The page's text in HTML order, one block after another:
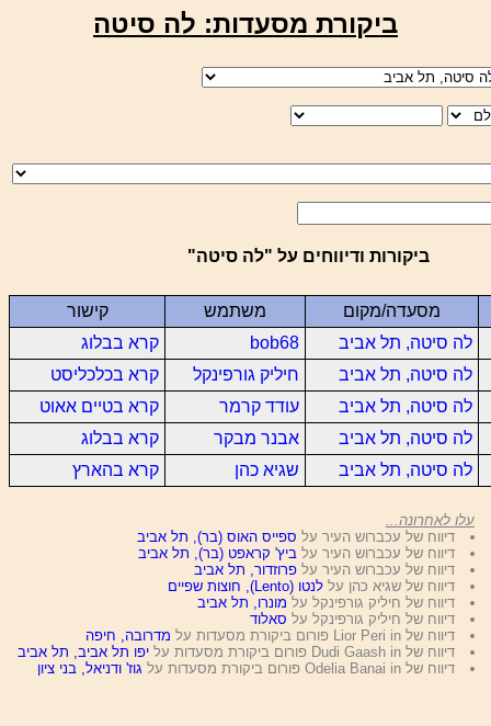
ביקורת מסעדות: לה סיטה
ביקורות ודיווחים על "לה סיטה"
מסעדה/מקום משתמש
קישור
לה סיטה, תל אביב
bob68
קרא בבלוג
לה סיטה, תל אביב
חיליק גורפינקל
קרא בכלכליסט
לה סיטה, תל אביב
עודד קרמר
קרא בטיים אאוט
לה סיטה, תל אביב
אבנר מבקר
קרא בבלוג
לה סיטה, תל אביב
שגיא כהן קרא בהארץ
עלו לאחרונה...
דיווח של עכברוש העיר על ספייס האוס (בר), תל אביב
דיווח של עכברוש העיר על ביץ' קראפט (בר), תל אביב
דיווח של עכברוש העיר עלפרוזדור, תל אביב
דיווח של שגיא כהן עללנטו (Lento), חוצות שפיים
דיווח של חיליק גורפינקל על מונרו, תל אביב
דיווח של חיליק גורפינקל על סאלוד
דיווח של Lior Peri in פורום ביקורת מסעדות על
מדרובה, חיפה
דיווח של Dudi Gaash in פורום ביקורת מסעדות על
יפו תל אביב, תל אביב
דיווח של Odelia Banai in פורום ביקורת מסעדות על
גוז' ודניאל, בני ציון